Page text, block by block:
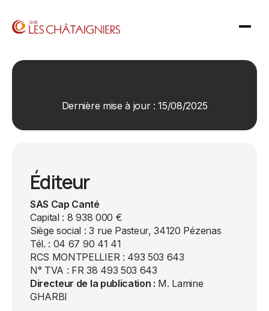
Dernière mise à jour : 15/08/2025
Éditeur
SAS Cap Canté
Capital : 8 938 000 €
Siège social : 3 rue Pasteur, 34120 Pézenas
Tél. : 04 67 90 41 41
RCS MONTPELLIER : 493 503 643
N° TVA : FR 38 493 503 643
Directeur de la publication : M. Lamine
GHARBI